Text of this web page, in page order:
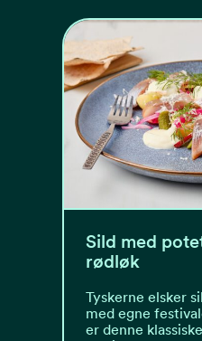
Sild med
rødløk
Tyskerne elsker
med egne
er denne